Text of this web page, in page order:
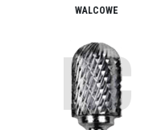
WALCOWE
DC